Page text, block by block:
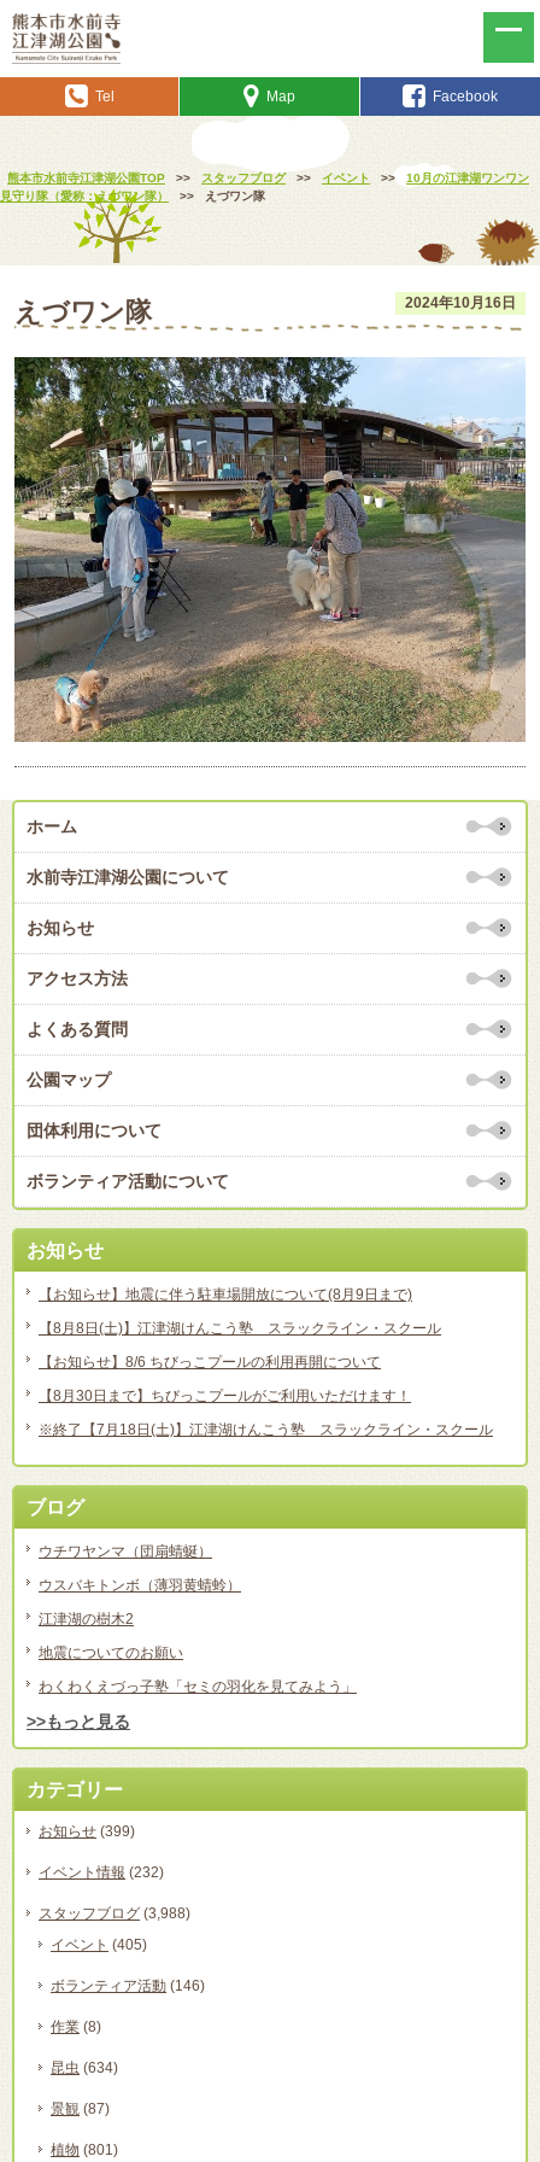
Tel Map Facebook
熊本市水前寺江津湖公園TOP >> スタッフブログ >> イベント >>
10月の江津湖ワンワン
見守り隊（愛称：えづワン隊）
>> えづワン隊
2024年10月16日
えづワン隊
ホーム
水前寺江津湖公園について
お知らせ
アクセス方法
よくある質問
公園マップ
団体利用について
ボランティア活動について
お知らせ
【お知らせ】地震に伴う駐車場開放について(8月9日まで)
【8月8日(土)】江津湖けんこう塾 スラックライン・スクール
【お知らせ】8/6 ちびっこプールの利用再開について
【8月30日まで】ちびっこプールがご利用いただけます！
※終了【7月18日(土)】江津湖けんこう塾 スラックライン・スクール
ブログ
ウチワヤンマ（団扇蜻蜒）
ウスバキトンボ（薄羽黄蜻蛉）
江津湖の樹木2
地震についてのお願い
わくわくえづっ子塾「セミの羽化を見てみよう」
>>もっと見る
カテゴリー
お知らせ (399)
イベント情報 (232)
スタッフブログ (3,988)
イベント (405)
ボランティア活動 (146)
作業 (8)
昆虫 (634)
景観 (87)
植物 (801)